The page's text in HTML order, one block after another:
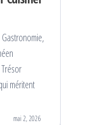
méritent
mai 2, 2026